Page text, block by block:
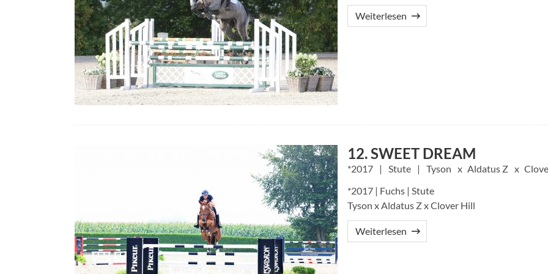
Weiterlesen
12. SWEET DREAM
2017 Stute Tyson Aldatus Z
*2017 | Fuchs | Stute
Tyson x Aldatus Z x Clover Hill
Weiterlesen